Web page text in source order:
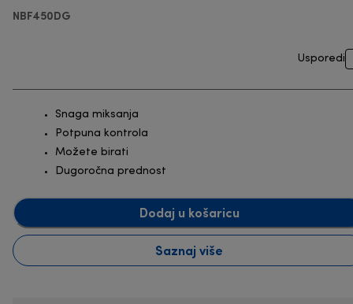
NBF450DG
Usporedi
Snaga miksanja
Potpuna kontrola
Možete birati
Dugoročna prednost
Dodaj u košaricu
Saznaj više